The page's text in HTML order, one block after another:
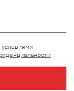
условиями